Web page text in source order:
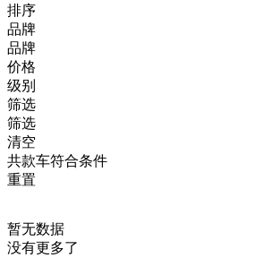
排序
品牌
品牌
价格
级别
筛选
筛选
清空
共款车符合条件
重置
暂无数据
没有更多了